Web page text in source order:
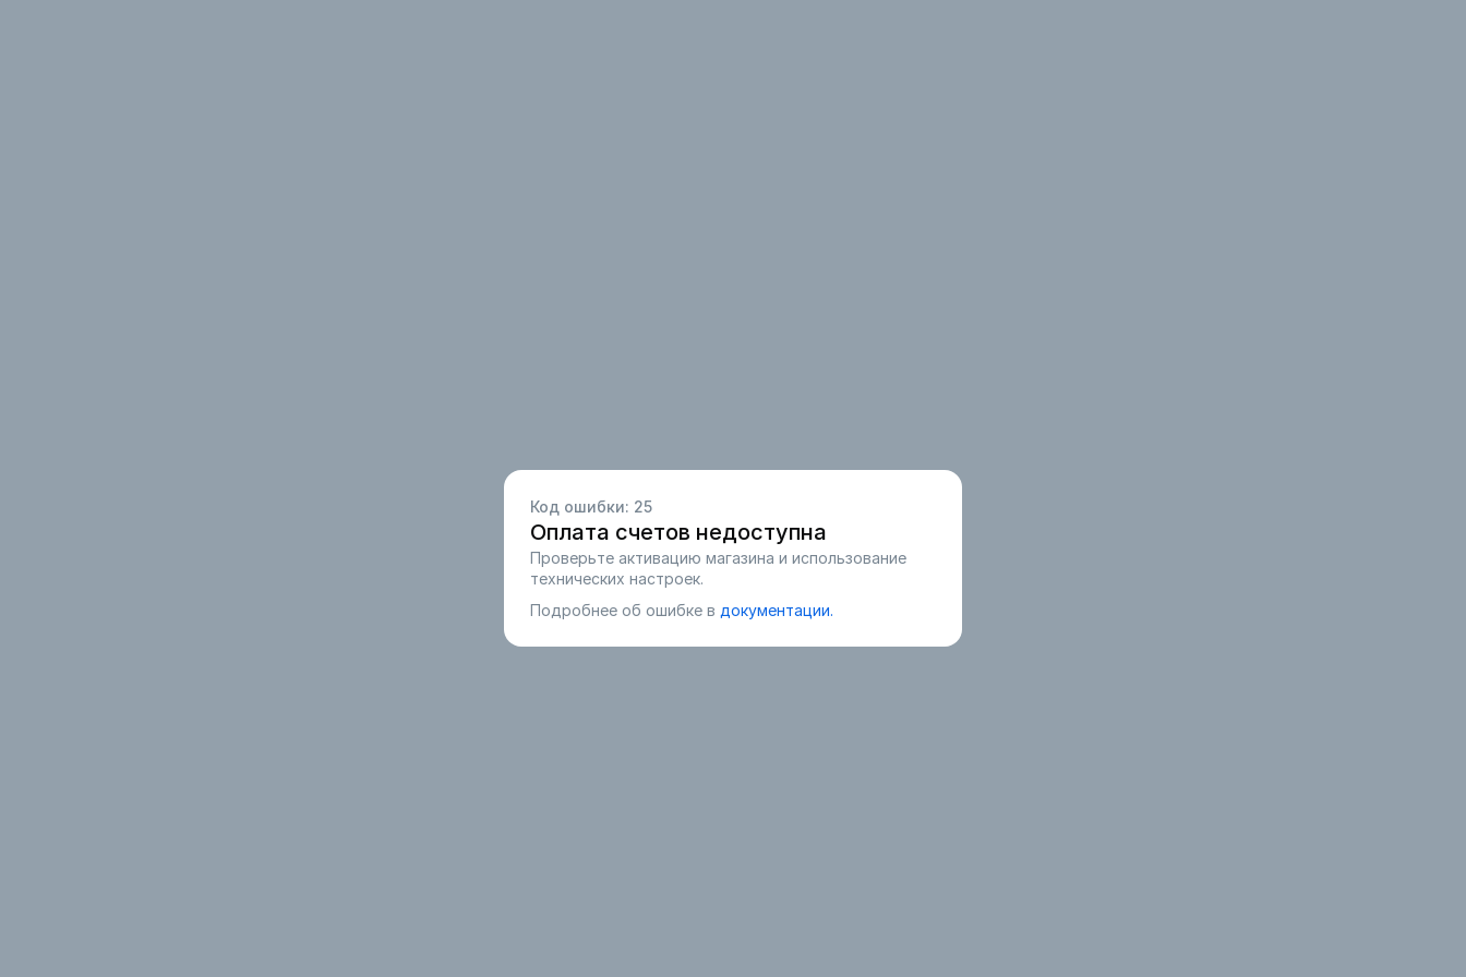
Код ошибки: 25
Оплата счетов недоступна
Проверьте активацию магазина и использование
технических настроек.
Подробнее об ошибке в документации.